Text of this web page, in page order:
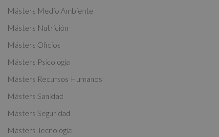
a
v
e
:
Másters Medio Ambiente
Másters Nutrición
Másters Oficios
Másters Psicología
Másters Recursos Humanos
Másters Sanidad
Másters Seguridad
Másters Tecnología